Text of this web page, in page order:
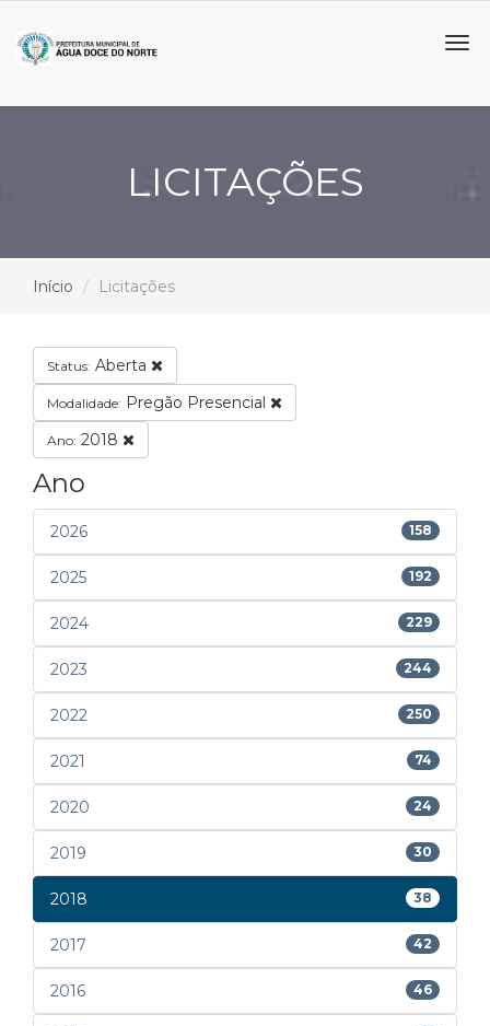
LICITAÇÕES
Início Licitações
Status: Aberta
Modalidade: Pregão Presencial
Ano: 2018
Ano
2026 158
2025 192
2024 229
2023 244
2022 250
2021 74
2020 24
2019 30
2018 38
2017 42
2016 46